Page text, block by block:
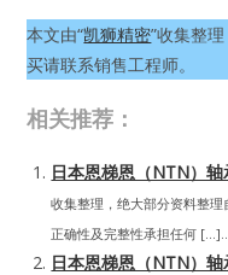
本文由“凯狮精密”收集整
买请联系销售工程师。
相关推荐：
日本恩梯恩（NTN）
收集整理，绝大部分资料整
正确性及完整性承担任何 […]...
日本恩梯恩（NTN）